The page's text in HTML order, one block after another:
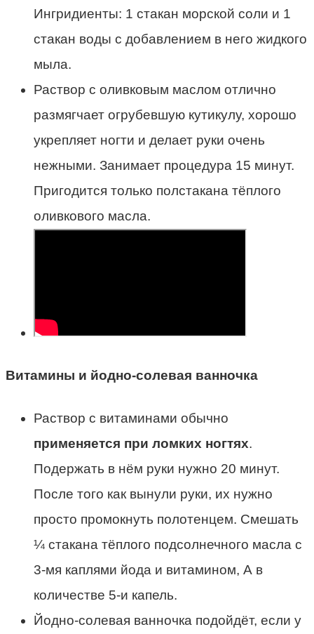
Ингридиенты: 1 стакан морской соли и 1
стакан воды с добавлением в него жидкого
мыла.
Раствор с оливковым маслом отлично
размягчает огрубевшую кутикулу, хорошо
укрепляет ногти и делает руки очень
нежными. Занимает процедура 15 минут.
Пригодится только полстакана тёплого
оливкового масла.
Витамины и йодно-солевая ванночка
Раствор с витаминами обычно
применяется при ломких ногтях.
Подержать в нём руки нужно 20 минут.
После того как вынули руки, их нужно
просто промокнуть полотенцем. Смешать
¼ стакана тёплого подсолнечного масла с
3-мя каплями йода и витамином, А в
количестве 5-и капель.
Йодно-солевая ванночка подойдёт, если у